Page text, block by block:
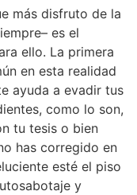
más disfruto de la
es el
ello. La primera
en esta realidad
ayuda a evadir tus
como lo son,
tu tesis o bien
has corregido en
esté el piso
y